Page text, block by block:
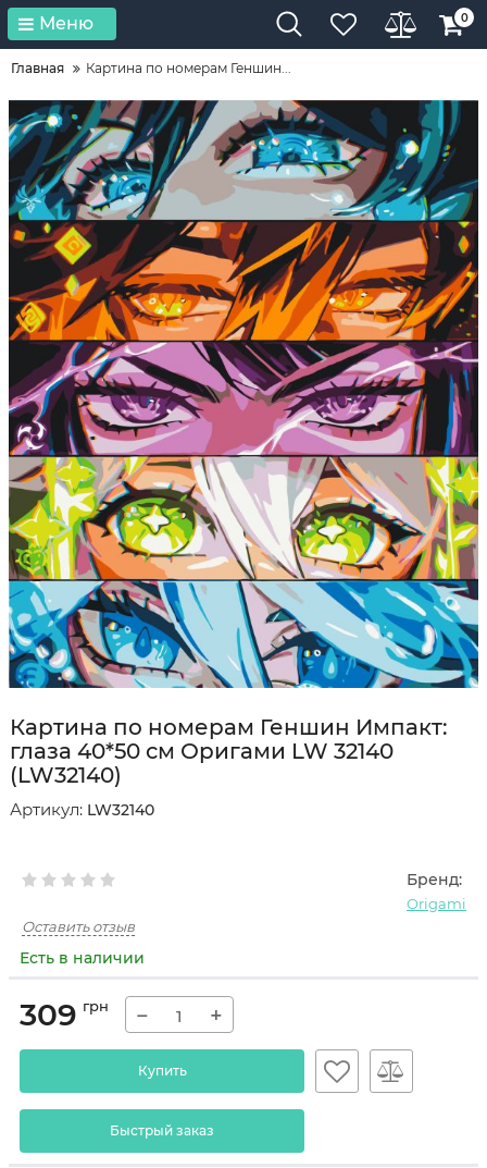
Меню 0
Главная Картина по номерам Геншин...
Картина по номерам Геншин Импакт:
глаза 40*50 см Оригами LW 32140
(LW32140)
Артикул: LW32140
Бренд:
Origami
Оставить отзыв
Есть в наличии
309 грн − +
Купить
Быстрый заказ